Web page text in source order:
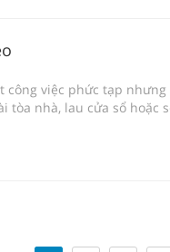
công việc phức tạp
tòa nhà, lau cửa sổ hoặc